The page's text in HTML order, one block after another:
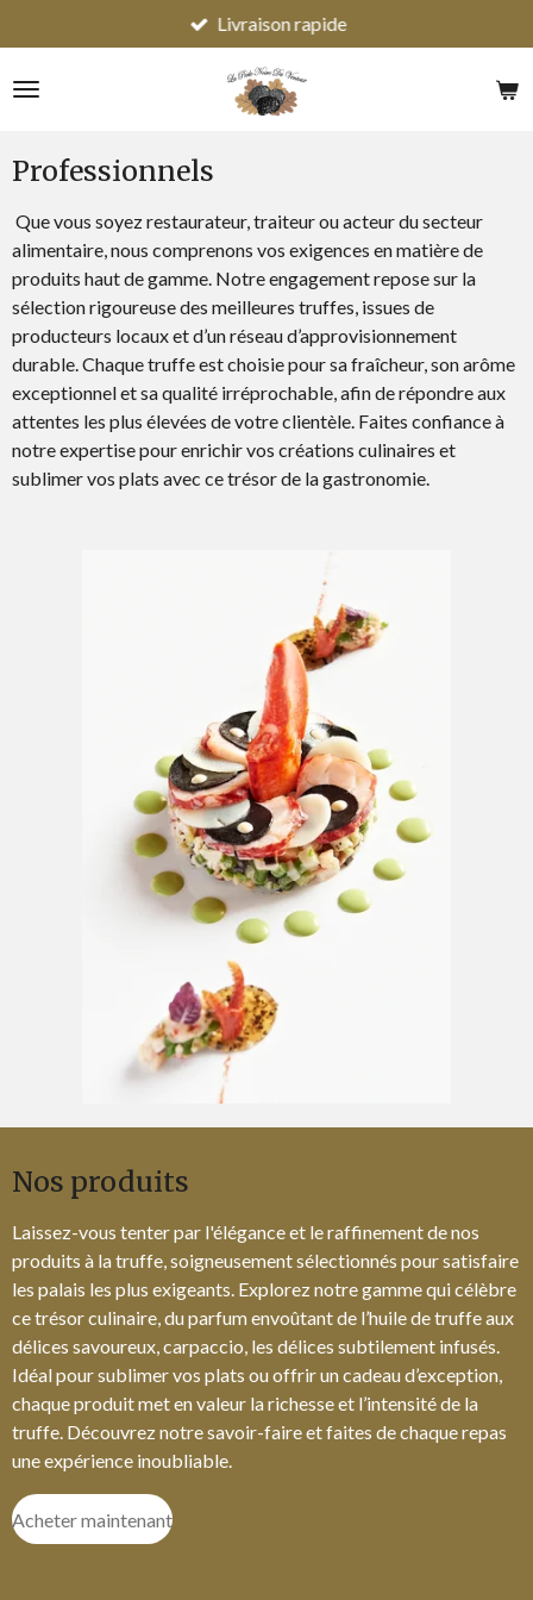
au
contenu
Livraison rapide
Professionnels
Que vous soyez restaurateur, traiteur ou acteur du secteur
alimentaire, nous comprenons vos exigences en matière de
produits haut de gamme. Notre engagement repose sur la
sélection rigoureuse des meilleures truffes, issues de
producteurs locaux et d’un réseau d’approvisionnement
durable. Chaque truffe est choisie pour sa fraîcheur, son arôme
exceptionnel et sa qualité irréprochable, afin de répondre aux
attentes les plus élevées de votre clientèle. Faites confiance à
notre expertise pour enrichir vos créations culinaires et
sublimer vos plats avec ce trésor de la gastronomie.
Nos produits
Laissez-vous tenter par l'élégance et le raffinement de nos
produits à la truffe, soigneusement sélectionnés pour satisfaire
les palais les plus exigeants. Explorez notre gamme qui célèbre
ce trésor culinaire, du parfum envoûtant de l’huile de truffe aux
délices savoureux, carpaccio, les délices subtilement infusés.
Idéal pour sublimer vos plats ou offrir un cadeau d’exception,
chaque produit met en valeur la richesse et l’intensité de la
truffe. Découvrez notre savoir-faire et faites de chaque repas
une expérience inoubliable.
Acheter maintenant